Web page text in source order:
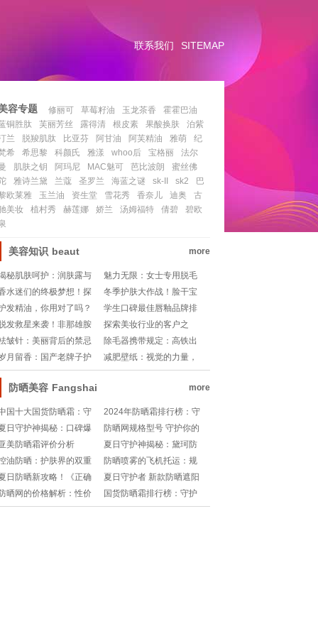
联系我们 SITEMAP
容专题 修丽可 草莓籽油 玉龙茶香
霍霍巴油
铜胜肽
芙丽芳丝 露得清 根皮素 果酸换肤
泊紫
兰
脱羧肌肽 比亚芬 阿甘油 阿芙精油 雅萌
纪
希
希思黎 科颜氏 雅漾 whoo后 宝格丽
法尔
肌肤之钥 阿玛尼 MAC魅可 芭比波朗
蜜丝佛
雅诗兰黛 兰蔻 圣罗兰 海蓝之谜 sk-II sk2
巴
欧莱雅
玉兰油 资生堂 雪花秀 香奈儿 迪奥
古
美妆
植村秀 赫莲娜 娇兰 汤姆福特 倩碧
碧欧
美容知识 beaut more
秘肌肤呵护：润肤露与
肤乳的差异解析
魅力无限：女士专用脱毛
膏的优雅选择
水迷们的终极梦想！探
汤姆福特的最佳香味宝
💎香水地图🔍
冬季护肤大作战！脸干宝
宝们的补水秘籍💧❄️
发精油，你用对了吗？
学生口碑最佳唇釉品牌排
行榜 魅力与持久并重
发救星来袭！非那雄胺
雾剂，意大利的秘密武
🌟
探索美妆行业的客户之
道：精准定位与创新策略
皱针：美丽背后的禁忌
考量
除毛器携带规定：高铁出
行新指南
月留香：国产老牌子护
霜的温情记忆
减肥壁纸：视觉的力量，
心灵的激励
防晒美容 Fangshai more
国十大国货防晒霜：守
肌肤，绽放东方之美
2024年防晒霜排行榜：守
护肌肤，抵御阳光的秘密
武器
日守护神揭秘：口碑爆
的防晒霜Top10榜单!
防晒网规格型号 守护你的
户外生活
美防晒霜评价分析
夏日守护神揭秘：黛珂防
晒霜保质期大公开!
油防晒：护肤界的双重
护神
防晒喷雾的飞机托运：规
则与注意事项
日防晒新攻略！《正确
雾法》带你远离紫外线
害!
夏日守护者 新款防晒遮阳
布的全方位解析
晒网的价格解析：性价
与品质的权衡
国货防晒霜排行榜：守护
肌肤的东方力量